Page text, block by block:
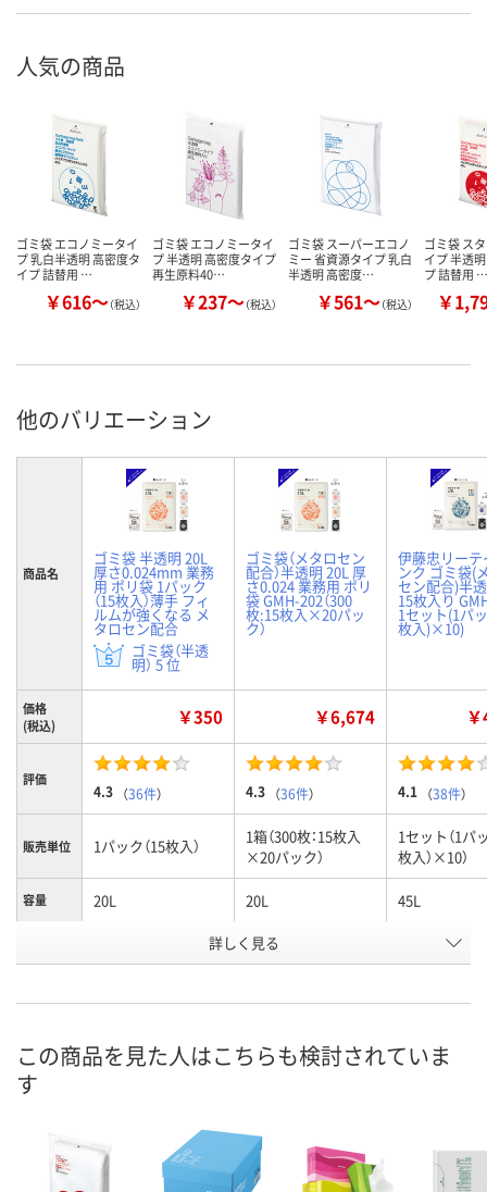
人気の商品
ゴミ袋 エコノミータイ
プ 乳白半透明 高密度タ
イプ 詰替用 …
￥616～（税込）
ゴミ袋 エコノミータイ
プ 半透明 高密度タイプ
再生原料40…
￥237～（税込）
ゴミ袋 スーパーエコノ
ミー 省資源タイプ 乳白
半透明 高密度…
￥561～（税込）
ゴミ袋 ス
イプ 半透
プ 詰替用 …
￥
他のバリエーション
商品名
ゴミ袋 半透明 20L
厚さ0.024mm 業務
用 ポリ袋 1パック
（15枚入）薄手 フィ
ルムが強くなる メ
タロセン配合
ゴミ袋（半透
明） 5 位
ゴミ袋（メタロセン
配合）半透明 20L 厚
さ0.024 業務用 ポリ
袋 GMH-202（300
枚:15枚入×20パッ
ク）
伊藤忠リーテ
ンク ゴミ袋(
セン配合)半
15枚入り
1セット(1パ
枚入)×10)
価格
(税込)
￥350 ￥6,674
評価
4.3 （36件） 4.3 （36件） 4.1 （38件）
販売単位 1パック（15枚入）
1箱（300枚：15枚入
×20パック）
1セット（1パ
枚入）×10）
容量 20L 20L 45L
9483552 ANU2288
8月8日（土）
カゴへ カゴへ
詳しく見る
この商品を見た人はこちらも検討されていま
す